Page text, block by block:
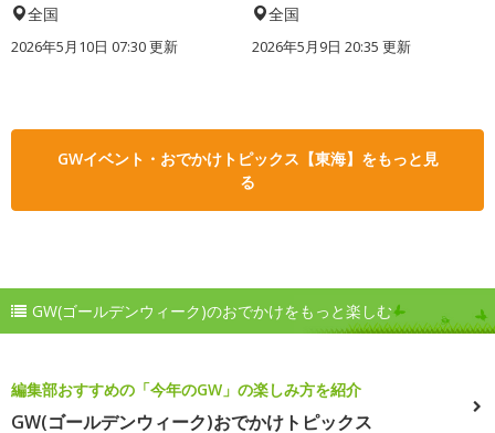
全国
2026年5月10日 07:30 更新
全国
2026年5月9日 20:35 更新
GWイベント・おでかけトピックス【東海】をもっと見
る
GW(ゴールデンウィーク)のおでかけをもっと楽しむ
編集部おすすめの「今年のGW」の楽しみ方を紹介
GW(ゴールデンウィーク)おでかけトピックス